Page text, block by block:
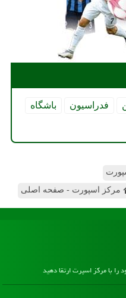
فدراسیون
باشگاه
مرکز اسپورت - صفحه اصلی
را با مرکز اسپرت ارتقا دهید